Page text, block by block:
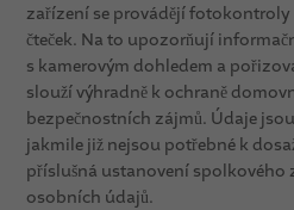
zařízení se provádějí
čteček. Na to upozorňují
s kamerovým dohledem a
slouží výhradně k ochraně
bezpečnostních zájmů. Údaje
jakmile již nejsou potřebné k
příslušná ustanovení spolkového
osobních údajů.